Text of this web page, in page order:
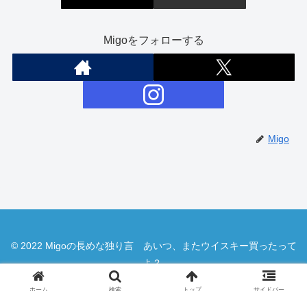
Migoをフォローする
Migo
© 2022 Migoの長めな独り言 あいつ、またウイスキー買ったって
よ？.
ホーム 検索 トップ サイドバー